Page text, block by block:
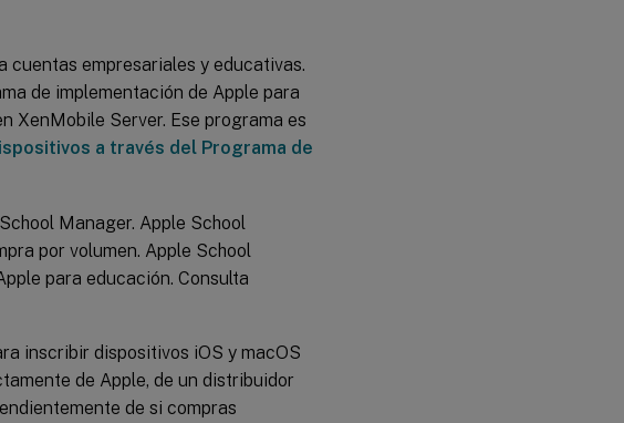
cuentas empresariales y educativas.
de implementación de Apple para
XenMobile Server. Ese programa es
a través del Programa de
Manager. Apple School
por volumen. Apple School
para educación. Consulta
inscribir dispositivos iOS y macOS
de Apple, de un distribuidor
de si compras